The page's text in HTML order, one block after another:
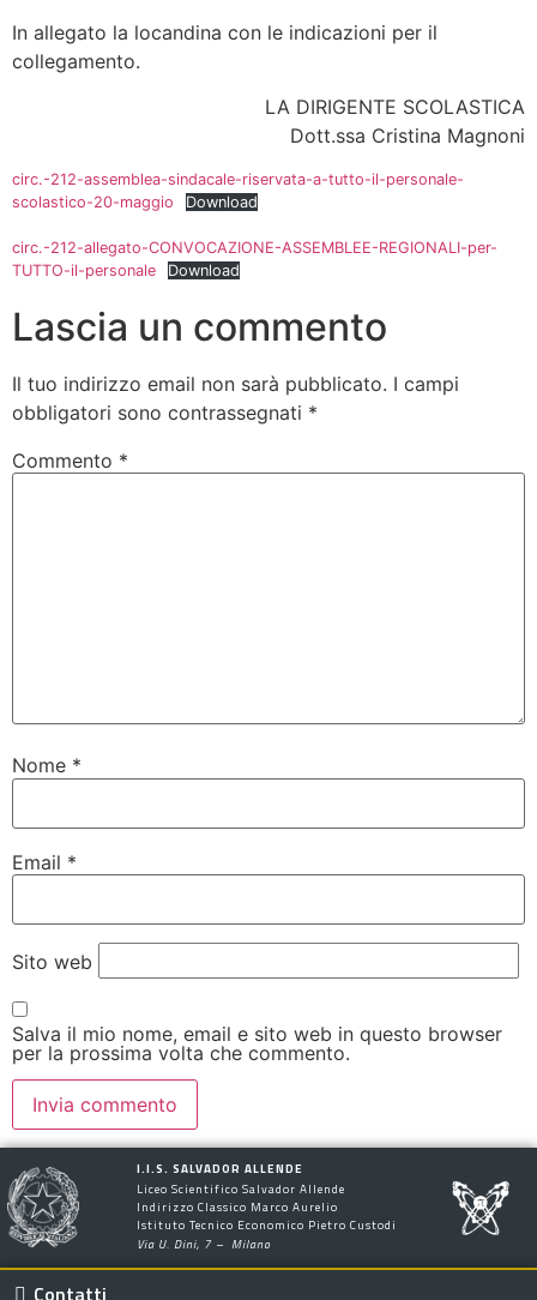
In allegato la locandina con le indicazioni per il
collegamento.
LA DIRIGENTE SCOLASTICA
Dott.ssa Cristina Magnoni
circ.-212-assemblea-sindacale-riservata-a-tutto-il-personale-
scolastico-20-maggio
Download
circ.-212-allegato-CONVOCAZIONE-ASSEMBLEE-REGIONALI-per-
TUTTO-il-personale
Download
Lascia un commento
Il tuo indirizzo email non sarà pubblicato. I campi
obbligatori sono contrassegnati *
Commento *
Nome *
Email *
Sito web
Salva il mio nome, email e sito web in questo browser
per la prossima volta che commento.
I.I.S. SALVADOR ALLENDE
Liceo Scientifico Salvador Allende
Indirizzo Classico Marco Aurelio
Istituto Tecnico Economico Pietro Custodi
Via U. Dini, 7 – Milano
Contatti